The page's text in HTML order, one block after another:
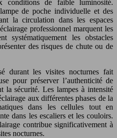
conditions de faible luminosité.
de poche individuelle et des
la circulation dans les espaces
professionnel marquent les
systématiquement les obstacles
des risques de chute ou de
durant les visites nocturnes fait
pour préserver l’authenticité de
la sécurité. Les lampes à intensité
aux différentes phases de la
dans les cellules tout en
dans les escaliers et les couloirs.
contribue significativement à
nocturnes.